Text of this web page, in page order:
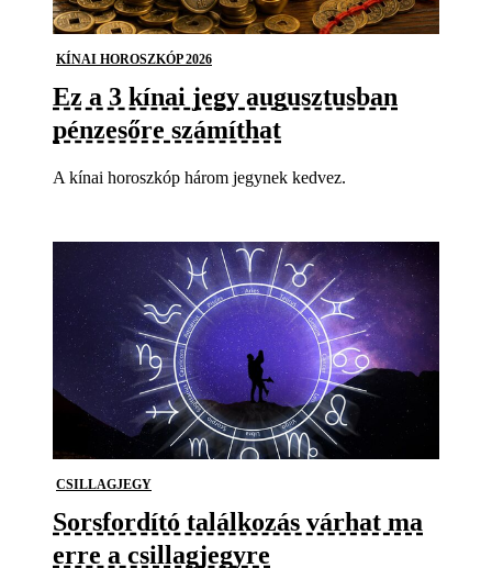
KÍNAI HOROSZKÓP 2026
Ez a 3 kínai jegy augusztusban
pénzesőre számíthat
A kínai horoszkóp három jegynek kedvez.
CSILLAGJEGY
Sorsfordító találkozás várhat ma
erre a csillagjegyre